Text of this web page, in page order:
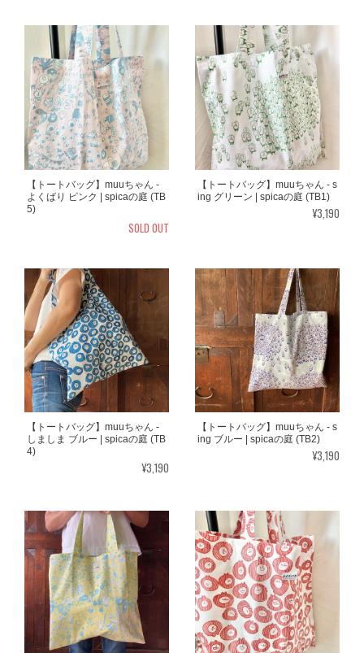
【トートバッグ】muuちゃん -
よくばり ピンク | spicaの庭 (TB
5)
SOLD OUT
【トートバッグ】muuちゃん - s
ing グリーン | spicaの庭 (TB1)
¥3,190
【トートバッグ】muuちゃん -
しましま ブルー | spicaの庭 (TB
4)
¥3,190
【トートバッグ】muuちゃん - s
ing ブルー | spicaの庭 (TB2)
¥3,190